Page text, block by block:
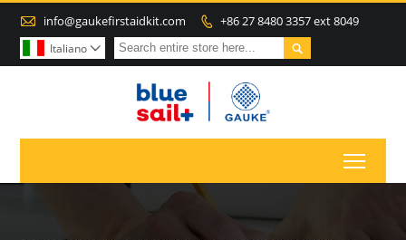
 info@gaukefirstaidkit.com  +86 27 8480 3357 ext 8049

Italiano 